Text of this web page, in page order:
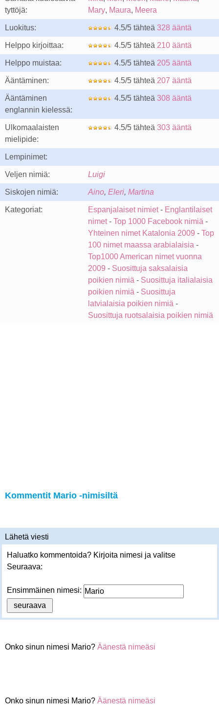
tyttöjä:
Mary, Maura, Meera
Luokitus: 4.5/5 tähteä 328 ääntä
Helppo kirjoittaa: 4.5/5 tähteä 210 ääntä
Helppo muistaa: 4.5/5 tähteä 205 ääntä
Ääntäminen: 4.5/5 tähteä 207 ääntä
Ääntäminen
englannin kielessä:
4.5/5 tähteä 308 ääntä
Ulkomaalaisten
mielipide:
4.5/5 tähteä 303 ääntä
Lempinimet:
Veljen nimiä: Luigi
Siskojen nimiä: Aino, Eleri, Martina
Kategoriat: Espanjalaiset nimiet- Englantilaiset
nimet- Top 1000 Facebook nimiä -
Yhteinen nimet Katalonia 2009 - Top
100 nimet maassa arabialaisia -
Top1000 American nimet vuonna
2009 - Suosittuja saksalaisia
poikien nimiä - Suosittuja italialaisia
poikien nimiä - Suosittuja
latvialaisia poikien nimiä -
Suosittuja ruotsalaisia poikien nimiä
Kommentit Mario -nimisiltä
Lähetä viesti
Haluatko kommentoida? Kirjoita nimesi ja valitse
Seuraava:
Ensimmäinen nimesi:
Onko sinun nimesi Mario? Äänestä nimeäsi
Onko sinun nimesi Mario? Äänestä nimeäsi